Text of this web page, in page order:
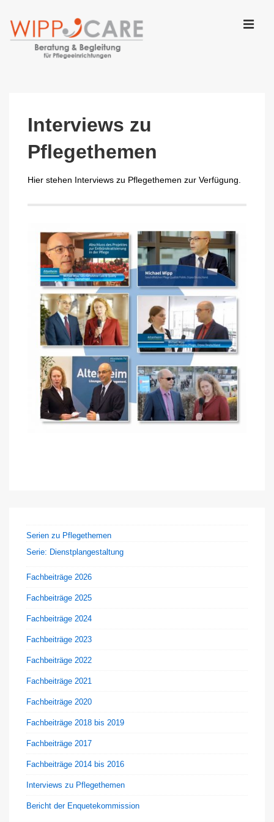
Zum
Inhalt
Interviews zu
Pflegethemen
Hier stehen Interviews zu Pflegethemen zur Verfügung.
Serien zu Pflegethemen
Serie: Dienstplangestaltung
Fachbeiträge 2026
Fachbeiträge 2025
Fachbeiträge 2024
Fachbeiträge 2023
Fachbeiträge 2022
Fachbeiträge 2021
Fachbeiträge 2020
Fachbeiträge 2018 bis 2019
Fachbeiträge 2017
Fachbeiträge 2014 bis 2016
Interviews zu Pflegethemen
Bericht der Enquetekommission